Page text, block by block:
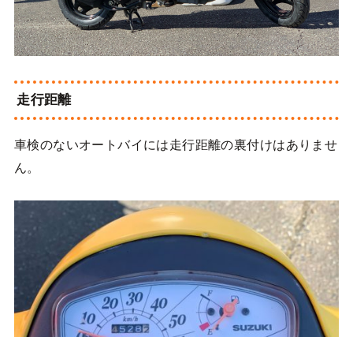
走行距離
車検のないオートバイには走行距離の裏付けはありませ
ん。